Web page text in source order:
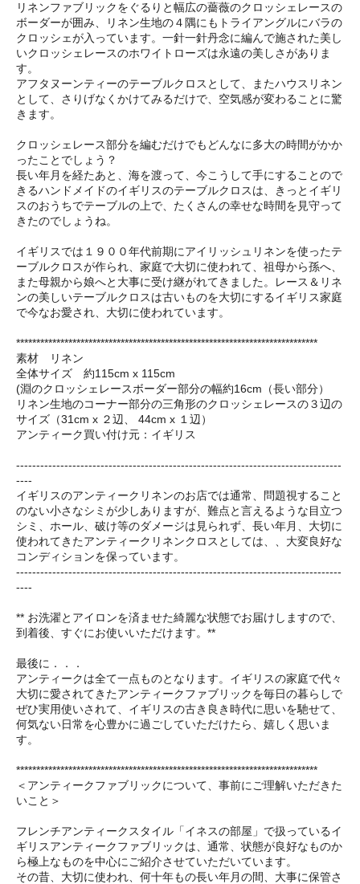
リネンファブリックをぐるりと幅広の薔薇のクロッシェレースの
ボーダーが囲み、リネン生地の４隅にもトライアングルにバラの
クロッシェが入っています。一針一針丹念に編んで施された美し
いクロッシェレースのホワイトローズは永遠の美しさがありま
す。
アフタヌーンティーのテーブルクロスとして、またハウスリネン
として、さりげなくかけてみるだけで、空気感が変わることに驚
きます。
クロッシェレース部分を編むだけでもどんなに多大の時間がかか
ったことでしょう？
長い年月を経たあと、海を渡って、今こうして手にすることので
きるハンドメイドのイギリスのテーブルクロスは、きっとイギリ
スのおうちでテーブルの上で、たくさんの幸せな時間を見守って
きたのでしょうね。
イギリスでは１９００年代前期にアイリッシュリネンを使ったテ
ーブルクロスが作られ、家庭で大切に使われて、祖母から孫へ、
また母親から娘へと大事に受け継がれてきました。レース＆リネ
ンの美しいテーブルクロスは古いものを大切にするイギリス家庭
で今なお愛され、大切に使われています。
***************************************************************************
素材 リネン
全体サイズ 約115cm x 115cm
(淵のクロッシェレースボーダー部分の幅約16cm（長い部分）
リネン生地のコーナー部分の三角形のクロッシェレースの３辺の
サイズ（31cm x ２辺、 44cm x １辺）
アンティーク買い付け元：イギリス
---------------------------------------------------------------------------------
----
イギリスのアンティークリネンのお店では通常、問題視すること
のない小さなシミが少しありますが、難点と言えるような目立つ
シミ、ホール、破け等のダメージは見られず、長い年月、大切に
使われてきたアンティークリネンクロスとしては、、大変良好な
コンディションを保っています。
---------------------------------------------------------------------------------
----
** お洗濯とアイロンを済ませた綺麗な状態でお届けしますので、
到着後、すぐにお使いいただけます。**
最後に．．．
アンティークは全て一点ものとなります。イギリスの家庭で代々
大切に愛されてきたアンティークファブリックを毎日の暮らしで
ぜひ実用使いされて、イギリスの古き良き時代に思いを馳せて、
何気ない日常を心豊かに過ごしていただけたら、嬉しく思いま
す。
***************************************************************************
＜アンティークファブリックについて、事前にご理解いただきた
いこと＞
フレンチアンティークスタイル「イネスの部屋」で扱っているイ
ギリスアンティークファブリックは、通常、状態が良好なものか
ら極上なものを中心にご紹介させていただいています。
その昔、大切に使われ、何十年もの長い年月の間、大事に保管さ